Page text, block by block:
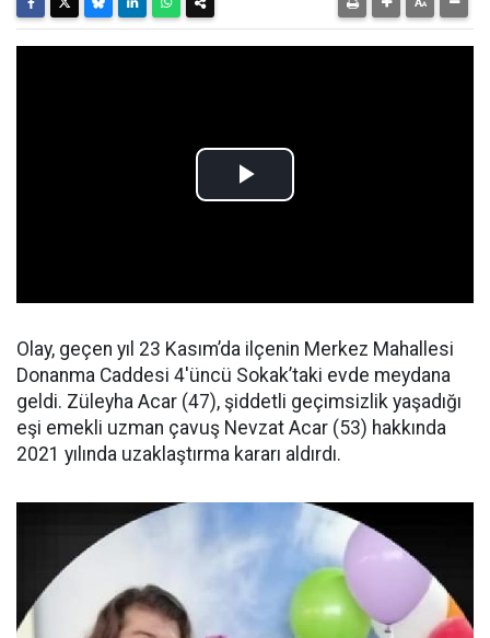
Olay, geçen yıl 23 Kasım’da ilçenin Merkez Mahallesi
Donanma Caddesi 4'üncü Sokak’taki evde meydana
geldi. Züleyha Acar (47), şiddetli geçimsizlik yaşadığı
eşi emekli uzman çavuş Nevzat Acar (53) hakkında
2021 yılında uzaklaştırma kararı aldırdı.